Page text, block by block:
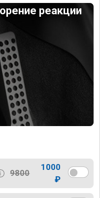
реакции
9800
1000
₽